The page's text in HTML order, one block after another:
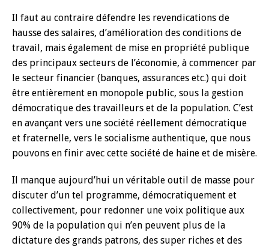
Il faut au contraire défendre les revendications de
hausse des salaires, d’amélioration des conditions de
travail, mais également de mise en propriété publique
des principaux secteurs de l’économie, à commencer par
le secteur financier (banques, assurances etc.) qui doit
être entièrement en monopole public, sous la gestion
démocratique des travailleurs et de la population. C’est
en avançant vers une société réellement démocratique
et fraternelle, vers le socialisme authentique, que nous
pouvons en finir avec cette société de haine et de misère.
Il manque aujourd’hui un véritable outil de masse pour
discuter d’un tel programme, démocratiquement et
collectivement, pour redonner une voix politique aux
90% de la population qui n’en peuvent plus de la
dictature des grands patrons, des super riches et des